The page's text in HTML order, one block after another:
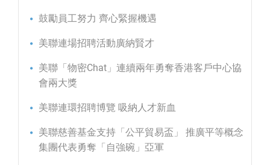
鼓勵員工努力 齊心緊握機遇
美聯連場招聘活動廣納賢才
美聯「物密Chat」連續兩年勇奪香港客戶中心協
會兩大獎
美聯連環招聘博覽 吸納人才新血
美聯慈善基金支持「公平貿易盃」 推廣平等概念
集團代表勇奪「自強碗」亞軍